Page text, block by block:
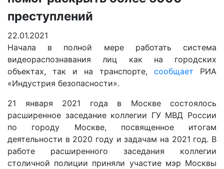
преступлений
22.01.2021
Начала в полной мере работать система
видеораспознавания лиц как на городских
объектах, так и на транспорте, сообщает РИА
«Индустрия безопасности».
21 января 2021 года в Москве состоялось
расширенное заседание коллегии ГУ МВД России
по городу Москве, посвященное итогам
деятельности в 2020 году и задачам на 2021 год. В
работе расширенного заседания коллегии
столичной полиции приняли участие мэр Москвы